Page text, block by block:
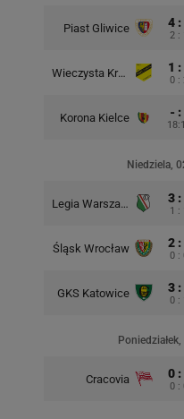
Piast Gliwice 4 :
2 :
Wieczysta Kraków 1 :
0 :
Korona Kielce - :
Niedziela,
Legia Warszawa 3 :
1 :
Śląsk Wrocław 2 :
0 :
GKS Katowice 3 :
0 :
Cracovia 0 :
0 :